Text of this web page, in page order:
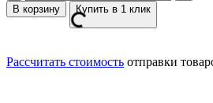
В корзину Купить в 1 клик
Рассчитать стоимость отправки